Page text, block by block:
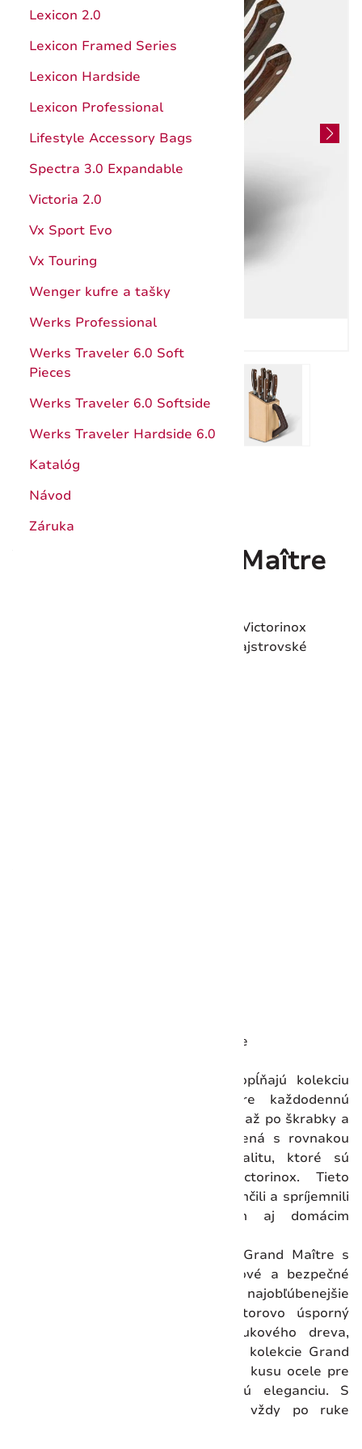
Hunter Pro
Štepárske a záhradnícke nože
Nože s pevnou čepeľou
Puzdrá
Príslušenstvo a doplnky
Katalóg
Záruka
Kuchynské pomôcky
Ocieľky, brúsenie
Katalóg
Návody
Záruka
Lexicon 2.0
Lexicon Framed Series
Lexicon Hardside
Lexicon Professional
Lifestyle Accessory Bags
Spectra 3.0 Expandable
Victoria 2.0
Vx Sport Evo
Vx Touring
Wenger kufre a tašky
Werks Professional
Werks Traveler 6.0 Soft
Pieces
Werks Traveler 6.0 Softside
Werks Traveler Hardside 6.0
Katalóg
Návod
Záruka
Victorinox Grand Maître
Luxusný blok na 6 kovaných nožov Victorinox
Grand Maître z bukového dreva. Majstrovské
Nie
Victorinox kuchynské pomôcky dopĺňajú kolekciu
nožov o praktické nástroje pre každodennú
prípravu jedál. Od ocieľok a brúsok až po škrabky a
lyžice – každá pomôcka je vyrobená s rovnakou
precíznosťou a dôrazom na kvalitu, ktoré sú
charakteristické pre značku Victorinox. Tieto
nástroje sú navrhnuté tak, aby uľahčili a spríjemnili
prácu v kuchyni profesionálom aj domácim
Luxusný blok na nože Victorinox Grand Maître s
kódom 7.7240.6 predstavuje štýlové a bezpečné
úložné riešenie pre vaše najobľúbenejšie
kuchynské nástroje. Tento priestorovo úsporný
blok, vyrobený z robustného bukového dreva,
pojme šesť precíznych nástrojov z kolekcie Grand
Maître, ktoré sú kované z jedného kusu ocele pre
dokonalé vyváženie a výnimočnú eleganciu. S
týmito dôveryhodnými nástrojmi vždy po ruke